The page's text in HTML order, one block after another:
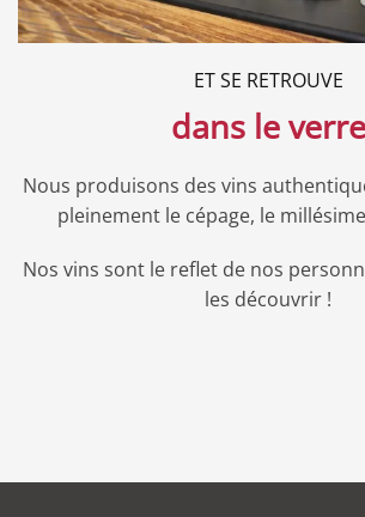
ET SE RETROUVE
dans le verre
Nous produisons des vins
pleinement le cépage, le
Nos vins sont le reflet de nos
les découvrir !